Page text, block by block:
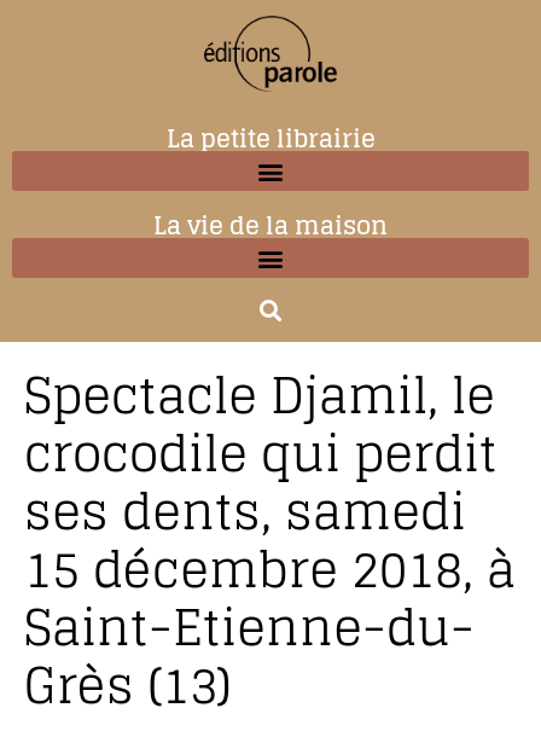
La petite librairie
La vie de la maison
Spectacle Djamil, le
crocodile qui perdit
ses dents, samedi
15 décembre 2018, à
Saint-Etienne-du-
Grès (13)